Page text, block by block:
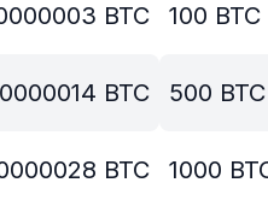
BTC
BTC
BTC
100 BTC
500 BTC
1000